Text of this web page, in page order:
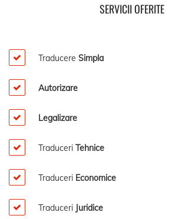
SERVICII OFERITE
Traducere Simpla
Autorizare
Legalizare
Traduceri Tehnice
Traduceri Economice
Traduceri Juridice